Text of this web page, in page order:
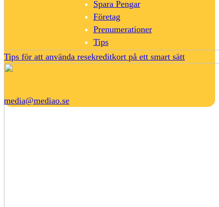
Tips för att använda resekreditkort på ett smart sätt
Spara Pengar
Företag
Prenumerationer
Tips
media@mediao.se